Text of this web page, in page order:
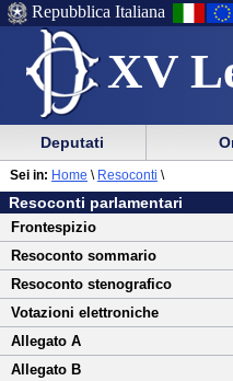
XV
Menu
di
ausilio
alla
navigazione
Menu
di
navigazione
principale
Repubblica Italiana
Menu
di
navigazione
principale
menu
di
sezione
Deputati
Vai
al
contenuto
Resoconti parlamentari
Frontespizio
Resoconto sommario
Resoconto stenografico
Votazioni elettroniche
Allegato A
Allegato B
Sei in: Home \ Resoconti \